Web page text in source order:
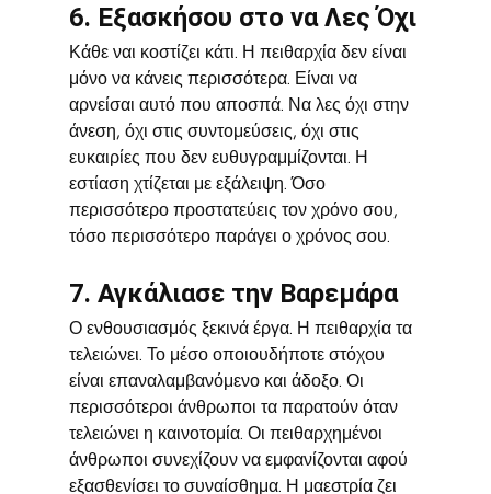
6. Εξασκήσου στο να Λες Όχι
Κάθε ναι κοστίζει κάτι. Η πειθαρχία δεν είναι
μόνο να κάνεις περισσότερα. Είναι να
αρνείσαι αυτό που αποσπά. Να λες όχι στην
άνεση, όχι στις συντομεύσεις, όχι στις
ευκαιρίες που δεν ευθυγραμμίζονται. Η
εστίαση χτίζεται με εξάλειψη. Όσο
περισσότερο προστατεύεις τον χρόνο σου,
τόσο περισσότερο παράγει ο χρόνος σου.
7. Αγκάλιασε την Βαρεμάρα
Ο ενθουσιασμός ξεκινά έργα. Η πειθαρχία τα
τελειώνει. Το μέσο οποιουδήποτε στόχου
είναι επαναλαμβανόμενο και άδοξο. Οι
περισσότεροι άνθρωποι τα παρατούν όταν
τελειώνει η καινοτομία. Οι πειθαρχημένοι
άνθρωποι συνεχίζουν να εμφανίζονται αφού
εξασθενίσει το συναίσθημα. Η μαεστρία ζει